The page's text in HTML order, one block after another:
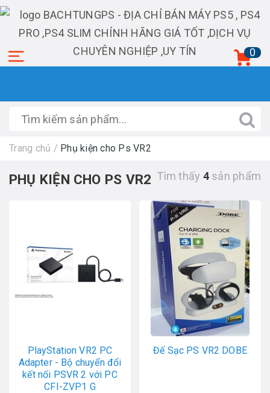
0
Trang chủ / Phụ kiện cho Ps VR2
PHỤ KIỆN CHO PS VR2 Tìm thấy 4sản phẩm
PlayStation VR2 PC
Adapter - Bộ chuyển đổi
kết nối PSVR 2 với PC
CFI-ZVP1 G
Đế Sạc PS VR2 DOBE